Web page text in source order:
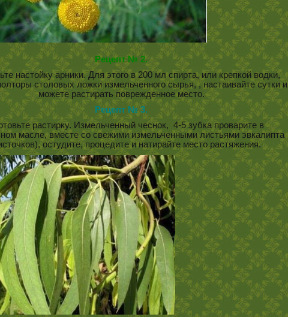
Рецепт № 2.
настойку арники. Для этого в 200 мл спирта, или крепкой водки,
столовых ложки измельченного сырья, , настаивайте сутки и
можете растирать поврежденное место.
Рецепт № 3.
растирку. Измельченный чеснок, 4-5 зубка проварите в
масле, вместе со свежими измельченными листьями эвкалипта
остудите, процедите и натирайте место растяжения.